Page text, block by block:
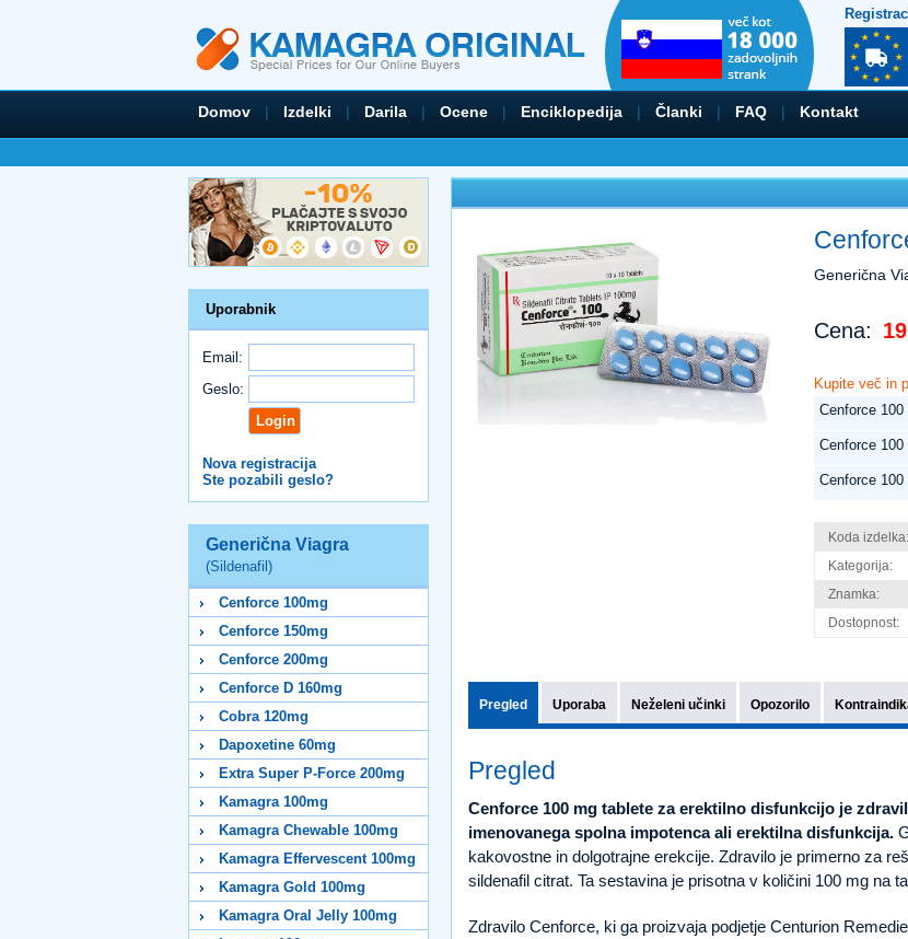
Domov | Izdelki | Darila | Ocene | Enciklopedija | Članki | FAQ | Kontakt
Uporabnik
Email:
Geslo:
Nova registracija
Ste pozabili geslo?
Generična Viagra
(Sildenafil)
Cenforce 100mg
Cenforce 150mg
Cenforce 200mg
Cenforce D 160mg
Cobra 120mg
Dapoxetine 60mg
Extra Super P-Force 200mg
Kamagra 100mg
Kamagra Chewable 100mg
Kamagra Effervescent 100mg
Kamagra Gold 100mg
Kamagra Oral Jelly 100mg
Generična
Cena:
Kupite več in
Cenforce
Cenforce
Cenforce
Koda izdelka:
Kategorija:
Znamka:
Dostopnost:
Pregled Uporaba Neželeni učinki Opozorilo
Pregled
Cenforce 100 mg tablete za erektilno disfunkcijo je
imenovanega spolna impotenca ali erektilna disfunkcija.
kakovostne in dolgotrajne erekcije. Zdravilo je primerno za
sildenafil citrat. Ta sestavina je prisotna v količini 100 mg na
Zdravilo Cenforce, ki ga proizvaja podjetje Centurion